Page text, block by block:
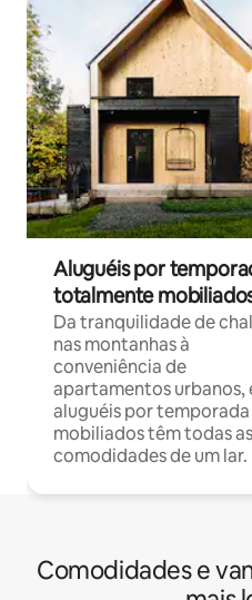
Aluguéis por
totalmente
Da tranquilidade de
nas montanhas à
conveniência de
apartamentos urbanos,
aluguéis por temporada
mobiliados têm todas as
comodidades de um lar.
Comodidades e